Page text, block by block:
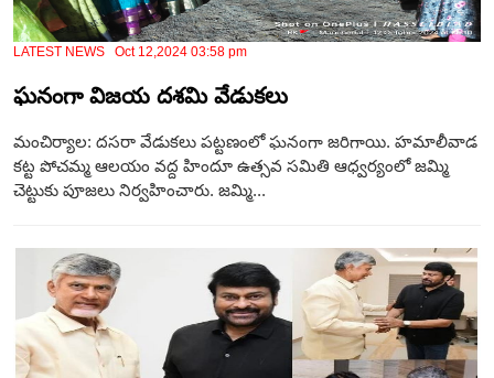
LATEST NEWS Oct 12,2024 03:58 pm
ఘనంగా విజయ దశమి వేడుకలు
మంచిర్యాల‌: ద‌స‌రా వేడుకలు పట్టణంలో ఘనంగా జరిగాయి. హమాలీవాడ
కట్ట పోచమ్మ ఆలయం వద్ద హిందూ ఉత్సవ సమితి ఆధ్వర్యంలో జమ్మి
చెట్టుకు పూజలు నిర్వహించారు. జమ్మి...